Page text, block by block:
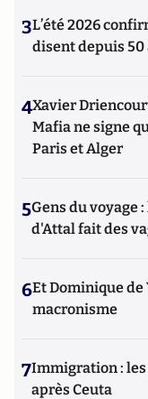
3L’été 2026
disent depuis 50
4Xavier
Mafia ne signe
Paris et Alger
5Gens du voyage
d'Attal fait des
6Et Dominique
macronisme
7Immigration :
après Ceuta